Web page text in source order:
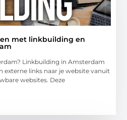
met linkbuilding en
Linkbuilding in Amsterdam
externe links naar je website vanuit
websites. Deze